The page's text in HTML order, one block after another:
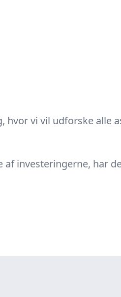
, hvor vi vil udforske alle
investeringerne, har